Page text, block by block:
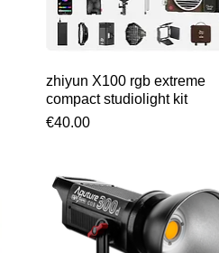
Snel overzicht
zhiyun X100 rgb extreme
compact studiolight kit
Prijs
€40.00